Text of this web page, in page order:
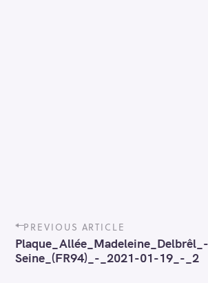
P
o
s
t
PREVIOUS ARTICLE
Seine_(FR94)_-_2021-01-19_-_2